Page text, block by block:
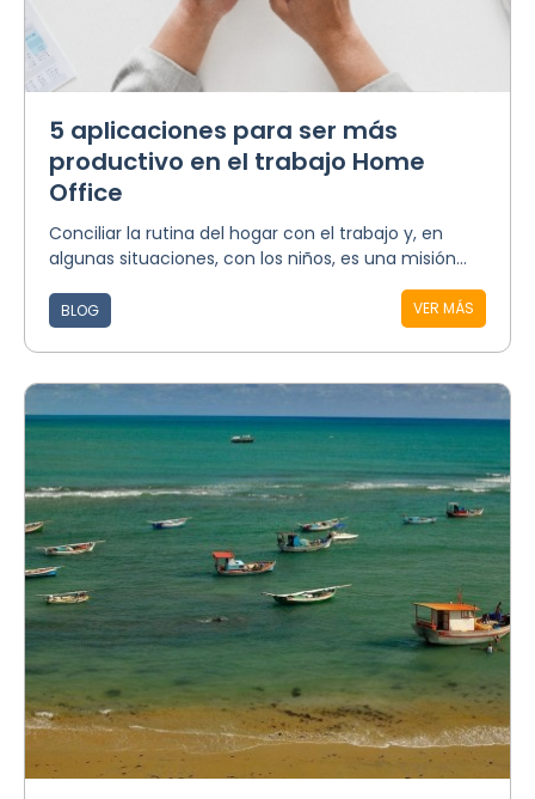
5 aplicaciones para ser más
productivo en el trabajo Home
Office
Conciliar la rutina del hogar con el trabajo y, en
algunas situaciones, con los niños, es una misión...
VER MÁS
BLOG